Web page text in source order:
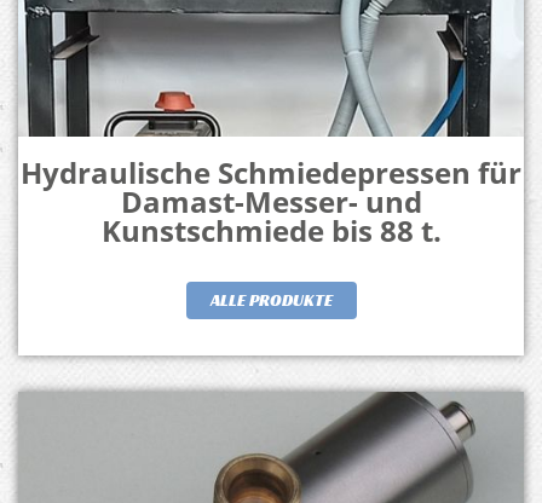
Hydraulische Schmiedepressen für
Damast-Messer- und
Kunstschmiede bis 88 t.
ALLE PRODUKTE